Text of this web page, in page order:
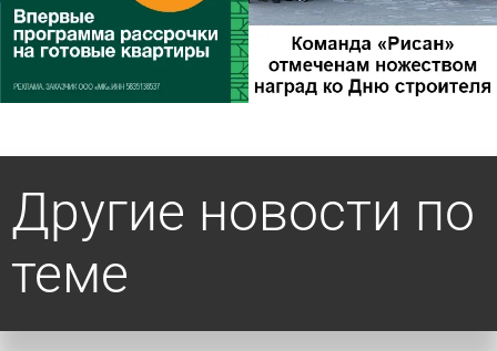
Другие новости по
теме